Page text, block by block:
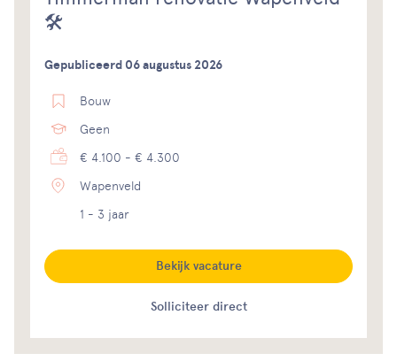
🛠️
Gepubliceerd 06 augustus 2026
Bouw
Geen
€ 4.100 - € 4.300
Wapenveld
1 - 3 jaar
Solliciteer direct
Bekijk vacature